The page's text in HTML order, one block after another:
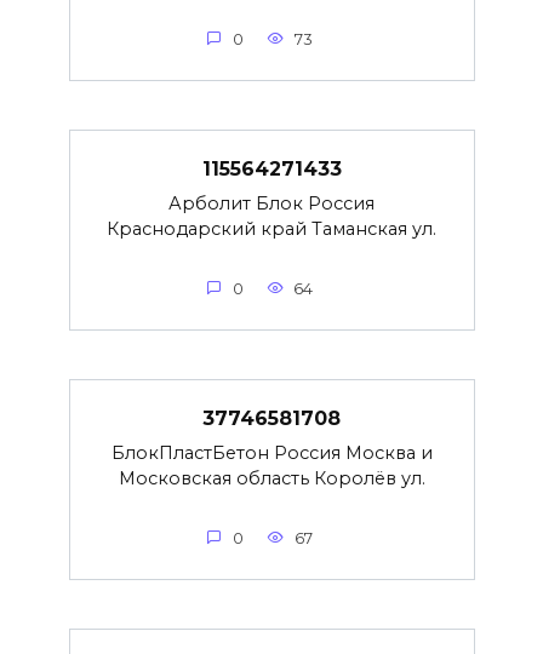
0 73
115564271433
Арболит Блок Россия
Краснодарский край Таманская ул.
0 64
37746581708
БлокПластБетон Россия Москва и
Московская область Королёв ул.
0 67